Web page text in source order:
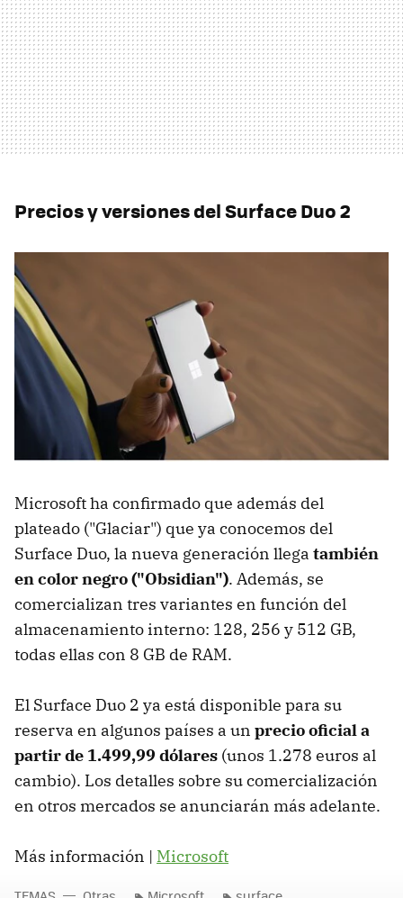
Precios y versiones del Surface Duo 2
Microsoft ha confirmado que además del
plateado ("Glaciar") que ya conocemos del
Surface Duo, la nueva generación llega también
en color negro ("Obsidian"). Además, se
comercializan tres variantes en función del
almacenamiento interno: 128, 256 y 512 GB,
todas ellas con 8 GB de RAM.
El Surface Duo 2 ya está disponible para su
reserva en algunos países a un precio oficial a
partir de 1.499,99 dólares (unos 1.278 euros al
cambio). Los detalles sobre su comercialización
en otros mercados se anunciarán más adelante.
Más información | Microsoft